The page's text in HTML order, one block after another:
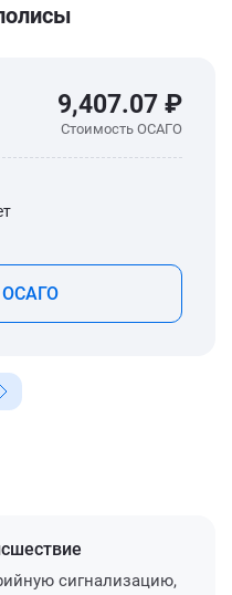
9,407.07 ₽
Стоимость ОСАГО
сигнализацию,